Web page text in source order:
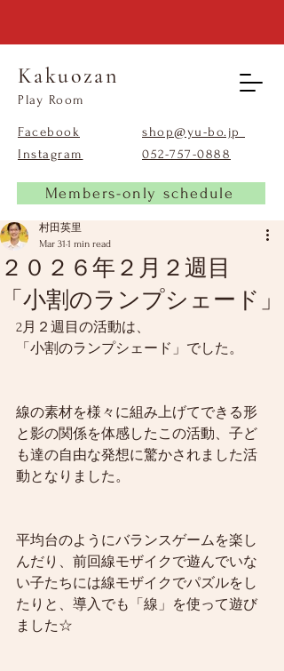
Kakuozan
​Play Room
Facebook
Instagram
shop@yu-bo.jp
​052-757-0888
Members-only schedule
２０２６年２月２週目
「小割のランプシェード」
村田英里
Mar 31 1 min read
2月２週目の活動は、
「小割のランプシェード」でした。
線の素材を様々に組み上げてできる形
と影の関係を体感したこの活動、子ど
も達の自由な発想に驚かされました活
動となりました。
平均台のようにバランスゲームを楽し
んだり、前回線モザイクで遊んでいな
い子たちには線モザイクでパズルをし
たりと、導入でも「線」を使って遊び
ました☆